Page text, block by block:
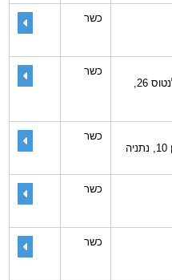
כשר
קריית השרון, מרכז אלון - טום לנטוס 26,
כשר
כשר
כשר
כשר